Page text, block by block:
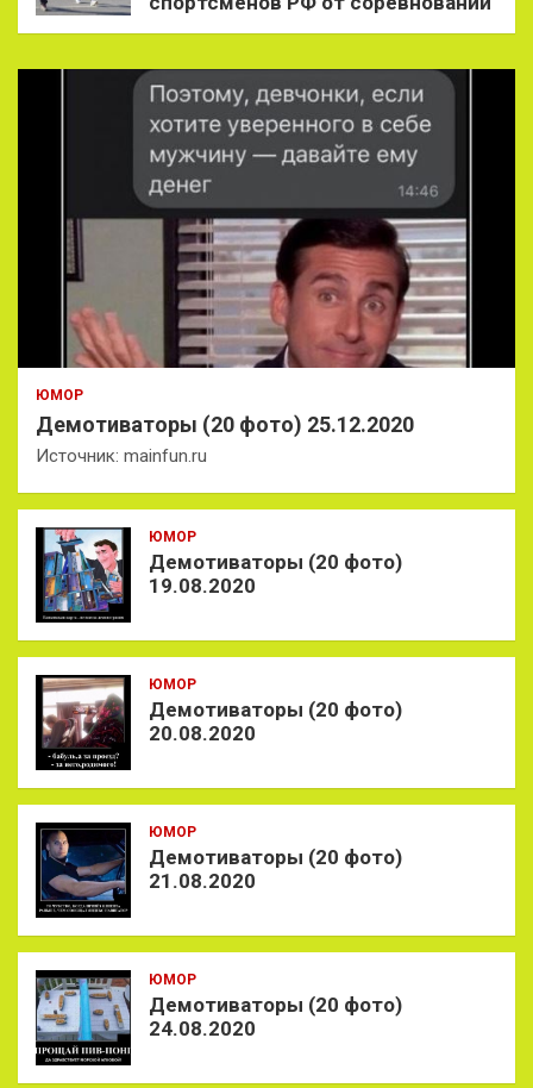
ЮМОР
Демотиваторы (20 фото) 25.12.2020
Источник: mainfun.ru
ЮМОР
Демотиваторы (20 фото)
19.08.2020
ЮМОР
Демотиваторы (20 фото)
20.08.2020
ЮМОР
Демотиваторы (20 фото)
21.08.2020
ЮМОР
Демотиваторы (20 фото)
24.08.2020